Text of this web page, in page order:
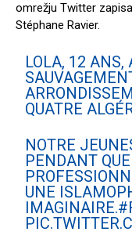
omrežju Twitter
Stéphane Ravier.
LOLA, 12 ANS,
QUATRE
NOTRE
PENDANT
UNE
IMAGINAIRE.